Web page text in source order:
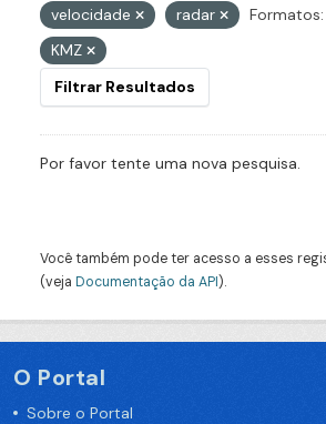
velocidade
radar Formatos:
KMZ
Filtrar Resultados
Por favor tente uma nova pesquisa.
Você também pode ter acesso a esses
(veja Documentação da API).
O Portal
Sobre o Portal